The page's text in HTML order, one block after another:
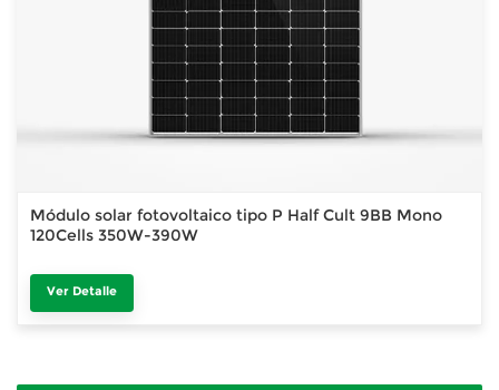
Módulo solar fotovoltaico tipo P Half Cult 9BB Mono
120Cells 350W-390W
Ver Detalle